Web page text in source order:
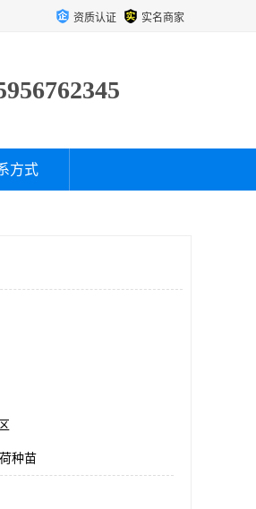
资质认证 实名商家
方式
种苗